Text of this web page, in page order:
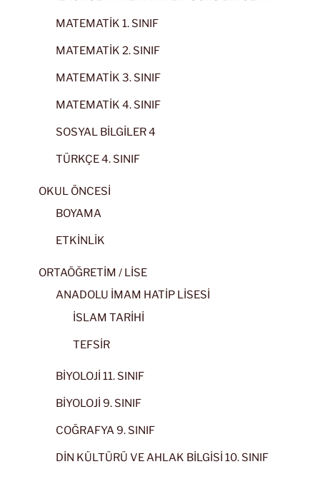
MATEMATİK 1. SINIF
MATEMATİK 2. SINIF
MATEMATİK 3. SINIF
MATEMATİK 4. SINIF
SOSYAL BİLGİLER 4
TÜRKÇE 4. SINIF
OKUL ÖNCESİ
BOYAMA
ETKİNLİK
ORTAÖĞRETİM / LİSE
ANADOLU İMAM HATİP LİSESİ
İSLAM TARİHİ
TEFSİR
BİYOLOJİ 11. SINIF
BİYOLOJİ 9. SINIF
COĞRAFYA 9. SINIF
DİN KÜLTÜRÜ VE AHLAK BİLGİSİ 10. SINIF